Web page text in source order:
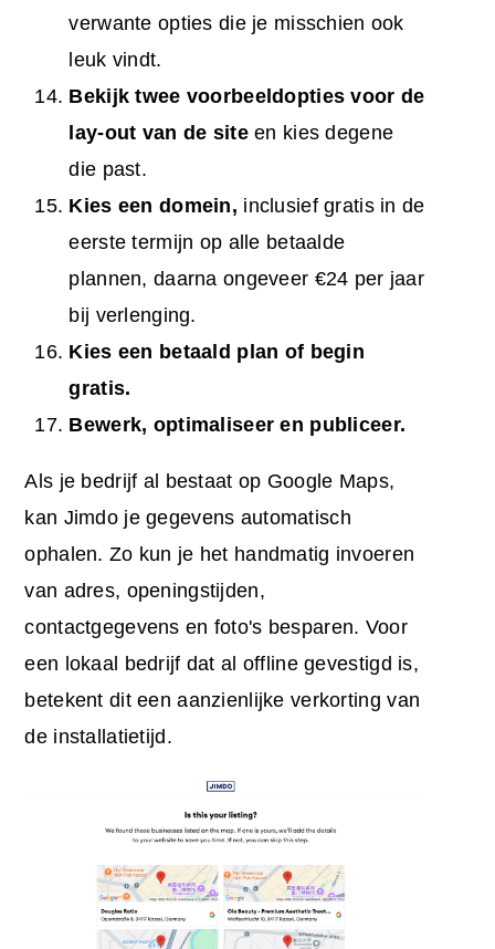
verwante opties die je misschien ook
leuk vindt.
Bekijk twee voorbeeldopties voor de
lay-out van de siteen kies degene
die past.
Kies een domein, inclusief gratis in de
eerste termijn op alle betaalde
plannen, daarna ongeveer €24 per jaar
bij verlenging.
Kies een betaald plan of begin
gratis.
Bewerk, optimaliseer en publiceer.
Als je bedrijf al bestaat op Google Maps,
kan Jimdo je gegevens automatisch
ophalen. Zo kun je het handmatig invoeren
van adres, openingstijden,
contactgegevens en foto's besparen. Voor
een lokaal bedrijf dat al offline gevestigd is,
betekent dit een aanzienlijke verkorting van
de installatietijd.